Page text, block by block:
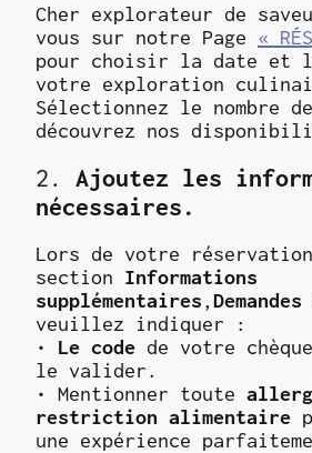
Cher explorateur de
vous sur notre Page «
pour choisir la date et
votre exploration
Sélectionnez le nombre
découvrez nos
2. Ajoutez les
nécessaires.
Lors de votre
section Informations
supplémentaires,
veuillez indiquer :
• Le code de votre
le valider.
• Mentionner toute
restriction alimentaire
une expérience